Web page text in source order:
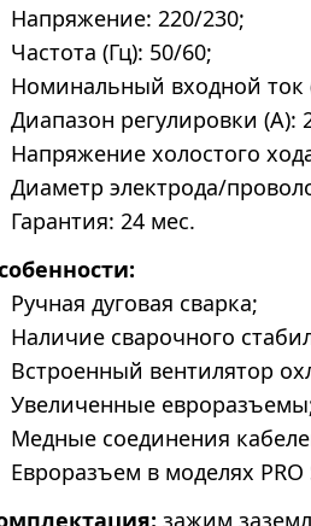
Напряжение: 220/230;
Частота (Гц): 50/60;
Номинальный входной ток
Диапазон регулировки (А):
Напряжение холостого
Диаметр электрода/
Гарантия: 24 мес.
Ручная дуговая сварка;
Наличие сварочного
Встроенный вентилятор
Увеличенные
Медные соединения
Евроразъем в моделях PRO
зажим